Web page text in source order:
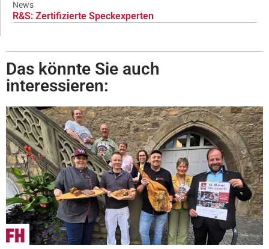
News
R&S: Zertifizierte Speckexperten
Das könnte Sie auch
interessieren: